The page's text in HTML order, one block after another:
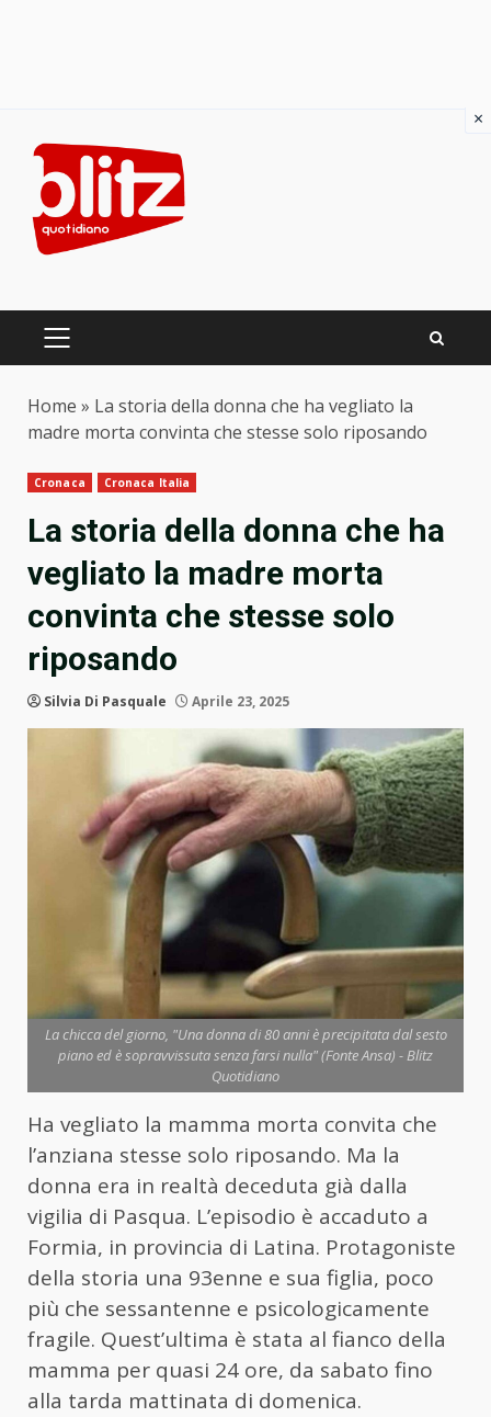
content
PRIMARY
Home » La storia della donna che ha vegliato la
madre morta convinta che stesse solo riposando
Cronaca Cronaca Italia
La storia della donna che ha
vegliato la madre morta
convinta che stesse solo
riposando
Silvia Di Pasquale Aprile 23, 2025
La chicca del giorno, "Una donna di 80 anni è precipitata dal sesto
piano ed è sopravvissuta senza farsi nulla" (Fonte Ansa) - Blitz
Quotidiano
Ha vegliato la mamma morta convita che
l’anziana stesse solo riposando. Ma la
donna era in realtà deceduta già dalla
vigilia di Pasqua. L’episodio è accaduto a
Formia, in provincia di Latina. Protagoniste
della storia una 93enne e sua figlia, poco
più che sessantenne e psicologicamente
fragile. Quest’ultima è stata al fianco della
mamma per quasi 24 ore, da sabato fino
alla tarda mattinata di domenica.
×